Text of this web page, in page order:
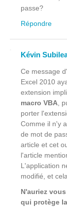
passe?
Répondre
Kévin
Ce message
Excel 2010
extension
macro VBA ,
porter
Comme il n'y
de mot de
article et cet
l'article
L'application
modifié, et
N'auriez
qui protège